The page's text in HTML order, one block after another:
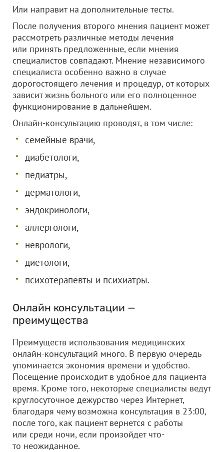
Или направит на дополнительные тесты.
После получения второго мнения пациент может
рассмотреть различные методы лечения
или принять предложенные, если мнения
специалистов совпадают. Мнение независимого
специалиста особенно важно в случае
дорогостоящего лечения и процедур, от которых
зависит жизнь больного или его полноценное
функционирование в дальнейшем.
Онлайн-консультацию проводят, в том числе:
семейные врачи,
диабетологи,
педиатры,
дерматологи,
эндокринологи,
аллергологи,
неврологи,
диетологи,
психотерапевты и психиатры.
Онлайн консультации —
преимущества
Преимуществ использования медицинских
онлайн-консультаций много. В первую очередь
упоминается экономия времени и удобство.
Посещение происходит в удобное для пациента
время. Кроме того, некоторые специалисты ведут
круглосуточное дежурство через Интернет,
благодаря чему возможна консультация в 23:00,
после того, как пациент вернется с работы
или среди ночи, если произойдет что-
то неожиданное.